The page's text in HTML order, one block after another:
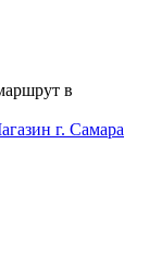
в
г. Самара